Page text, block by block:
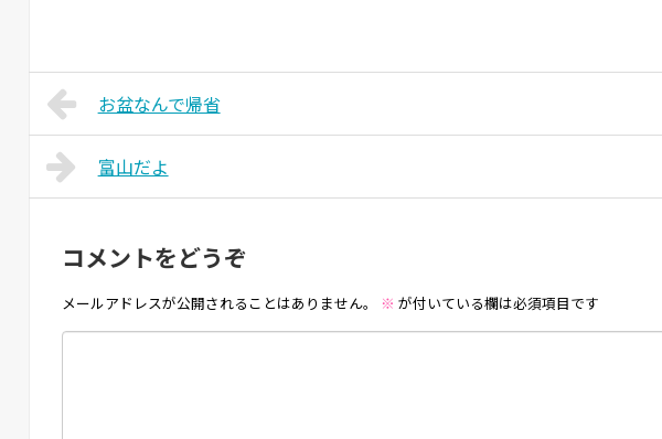
お盆なんで帰省
富山だよ
コメントをどうぞ
メールアドレスが公開されることはありません。 ※ が付いている欄は必須項目です